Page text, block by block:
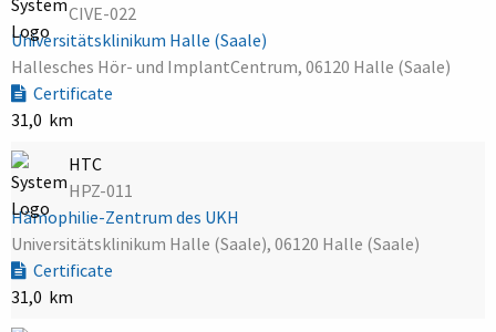
CIVE-022
Universitätsklinikum Halle (Saale)
Hallesches Hör- und ImplantCentrum, 06120 Halle (Saale)
Certificate
31,0 km
HTC
HPZ-011
Hämophilie-Zentrum des UKH
Universitätsklinikum Halle (Saale), 06120 Halle (Saale)
Certificate
31,0 km